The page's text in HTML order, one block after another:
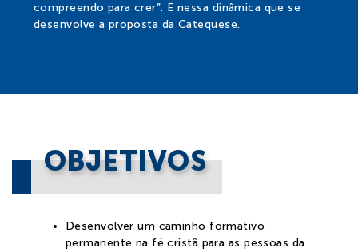
Colaboradores Professores
compreendo para crer”. É nessa dinâmica que se
desenvolve a proposta da Catequese.
OBJETIVOS
Desenvolver um caminho formativo
permanente na fé cristã para as pessoas da